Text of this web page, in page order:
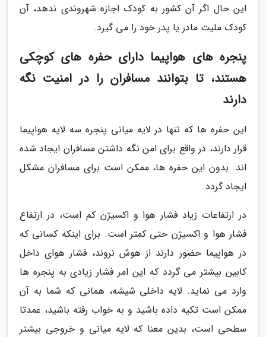
این حال اگر آن کشور به کودک اجازه شهروندی ندهد، آن
کودک ملیت مادر یا پدر خود را می گیرد.
پنجره های هواپیما دارای حفره های کوچکی
هستند، تا بتوانند مسافران را در امنیت نگه
دارند
این حفره ها که تنها در لایه میانی پنجره سه لایه هواپیما
قرار دارند، در واقع برای امن نگه داشتن مسافران ایجاد شده
اند. بدون این حفره ها، ممکن است برای مسافران مشکل
ایجاد گردد.
در ارتفاعات زیاد فشار هوا و اکسیژن کم است، در ارتفاع
فشار هوا و اکسیژن حتی کمتر است. برای اینکه کسانی که
در هواپیما حضور دارند از هوش نروند، فشار هوای داخل
کابین بیشتر می گردد که این امر فشار زیادی به پنجره ها
وارد می نماید. لایه داخلی شیشه، همانی که شما به آن
ممکن است تکیه داده باشید و به خواب رفته باشید، عمدتا
سطحی است، بدین معنا که لایه میانی و خروجی بیشتر